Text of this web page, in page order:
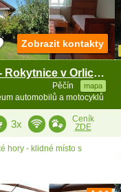
Chalupa Pastviny - Rokytnice v Orlických horách
Pěčín mapa
automobilů a motocyklů
Zobrazit kontakty
3x
Ceník
ZDE
hory - klidné místo s